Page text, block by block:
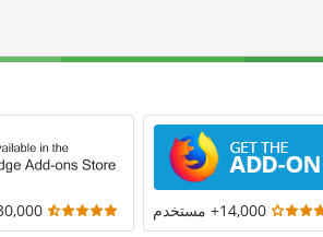
14,000+ مستخدم 30,000+